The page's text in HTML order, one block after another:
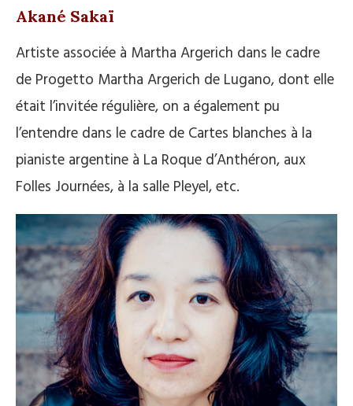
Akané Sakaï
Artiste associée à Martha Argerich dans le cadre
de Progetto Martha Argerich de Lugano, dont elle
était l’invitée régulière, on a également pu
l’entendre dans le cadre de Cartes blanches à la
pianiste argentine à La Roque d’Anthéron, aux
Folles Journées, à la salle Pleyel, etc.